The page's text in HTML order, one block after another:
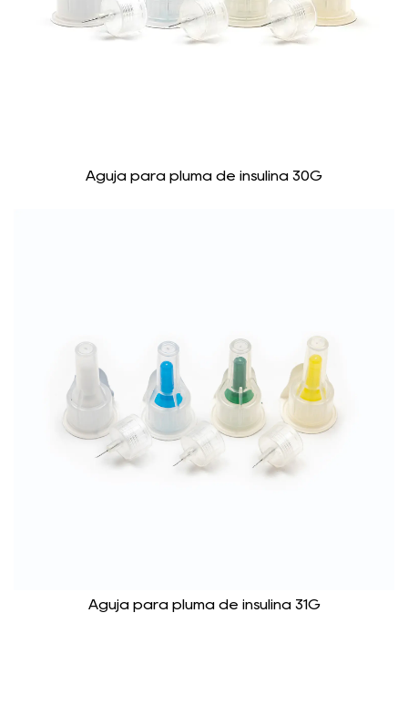
Aguja para pluma de insulina 30G
Aguja para pluma de insulina 31G